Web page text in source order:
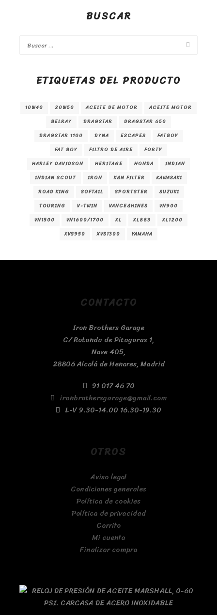
BUSCAR
ETIQUETAS DEL PRODUCTO
10W40 20W50 ACEITE DE MOTOR
ACEITE MOTOR
BELRAY
DRAGSTAR
DRAGSTAR 650
DRAGSTAR 1100
DYNA ESCAPES
FATBOY
FAT BOY
FILTRO DE AIRE
FORTY
HARLEY DAVIDSON
HERITAGE HONDA
INDIAN
INDIAN SCOUT
IRON K&N FILTER
KAWASAKI
ROAD KING
SOFTAIL SPORTSTER
SUZUKI
TOURING
V-TWIN VANCE&HINES
VN900
VN1500
VN1600/1700 XL XL883
XL1200
XVS950
XVS1300 YAMAHA
CONTACTO
Iron Brothers Garage
C/ Rotonda de Pitagoras 1,
Nave 405,
28806 Alcalá de Henares, Madrid
91 017 46 70
ironbrothersgarage@gmail.com
L-V 9.30-14.00 16.30-19.30
OTROS
Aviso legal
Condiciones generales
Política de cookies
Política de privacidad
Carrito
Mi cuenta
Finalizar compra